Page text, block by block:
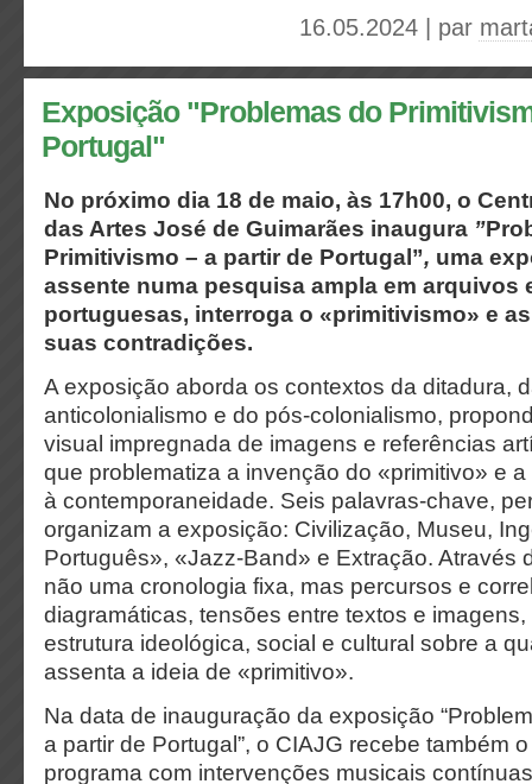
16.05.2024 | par
Exposição "Problemas do
Portugal"
No próximo dia 18 de maio, às 17h00, o
das Artes José de Guimarães inaugura ”
Primitivismo – a partir de Portugal”, uma
assente numa pesquisa ampla em arquivos
portuguesas, interroga o «primitivismo» e as
suas contradições.
A exposição aborda os contextos da ditadura,
anticolonialismo e do pós-colonialismo,
visual impregnada de imagens e referências
que problematiza a invenção do «primitivo» e
à contemporaneidade. Seis palavras-chave,
organizam a exposição: Civilização, Museu,
Português», «Jazz-Band» e Extração. Através
não uma cronologia fixa, mas percursos e
diagramáticas, tensões entre textos e
estrutura ideológica, social e cultural sobre a
assenta a ideia de «primitivo».
Na data de inauguração da exposição
a partir de Portugal”, o CIAJG recebe também
programa com intervenções musicais